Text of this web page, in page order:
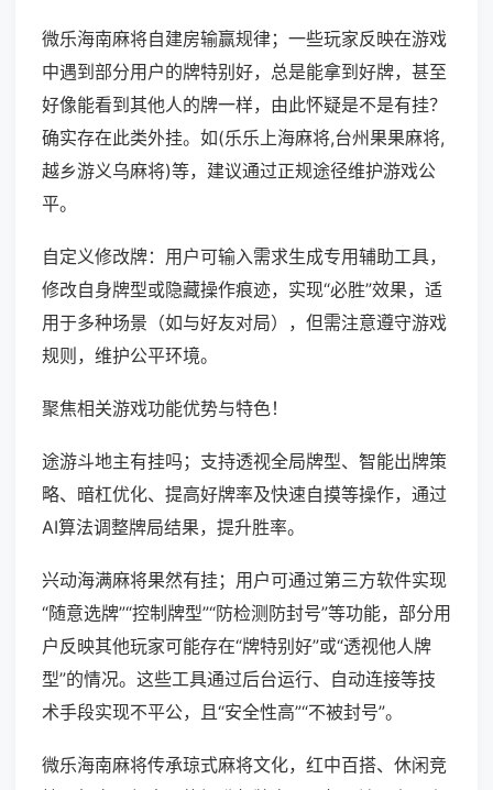
微乐海南麻将自建房输赢规律；一些玩家反映在游戏
中遇到部分用户的牌特别好，总是能拿到好牌，甚至
好像能看到其他人的牌一样，由此怀疑是不是有挂？
确实存在此类外挂。如(乐乐上海麻将,台州果果麻将,
越乡游义乌麻将)等，建议通过正规途径维护游戏公
平。
自定义修改牌：用户可输入需求生成专用辅助工具，
修改自身牌型或隐藏操作痕迹，实现“必胜”效果，适
用于多种场景（如与好友对局），但需注意遵守游戏
规则，维护公平环境。
聚焦相关游戏功能优势与特色！
途游斗地主有挂吗；支持透视全局牌型、智能出牌策
略、暗杠优化、提高好牌率及快速自摸等操作，通过
AI算法调整牌局结果，提升胜率。
兴动海满麻将果然有挂；用户可通过第三方软件实现
“随意选牌”“控制牌型”“防检测防封号”等功能，部分用
户反映其他玩家可能存在“牌特别好”或“透视他人牌
型”的情况。这些工具通过后台运行、自动连接等技
术手段实现不平公，且“安全性高”“不被封号”。
微乐海南麻将传承琼式麻将文化，红中百搭、休闲竞